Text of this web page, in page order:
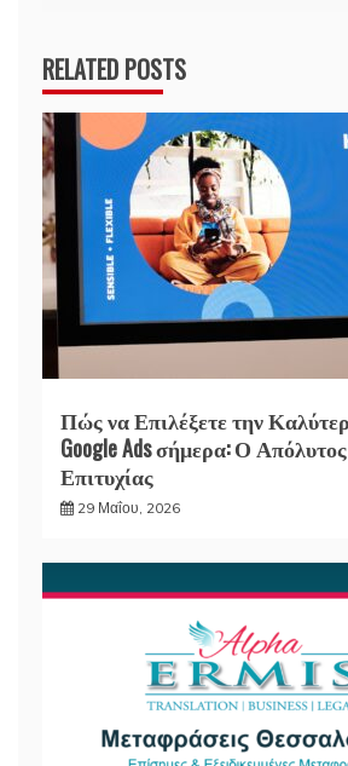
RELATED POSTS
Πώς να Επιλέξετε την
Google Ads σήμερα: Ο
Επιτυχίας
29 Μαΐου, 2026